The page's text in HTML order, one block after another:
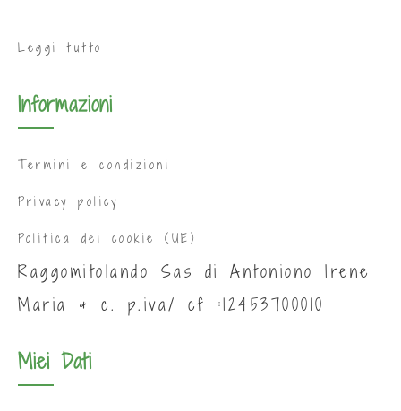
Leggi tutto
Informazioni
Termini e condizioni
Privacy policy
Politica dei cookie (UE)
Raggomitolando Sas di Antoniono Irene
Maria & c. p.iva/ cf :12453700010
Miei Dati